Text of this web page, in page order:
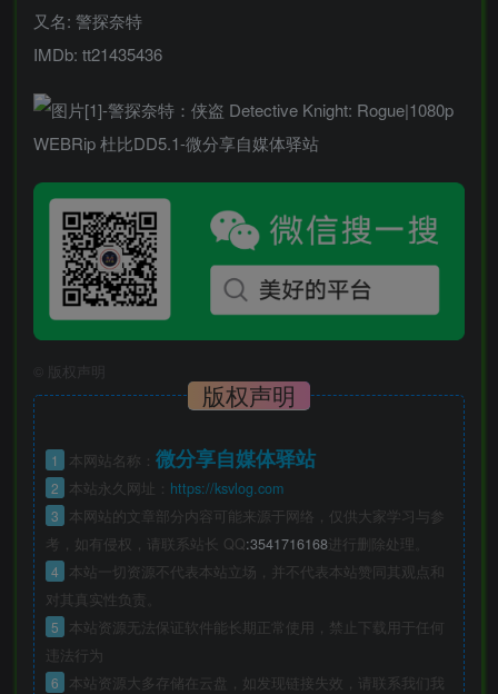
又名: 警探奈特
IMDb: tt21435436
版权声明
版权声明
1 本网站名称： 微分享自媒体驿站
2 本站永久网址： https://ksvlog.com
3
本网站的文章部分内容可能来源于网络，仅供大家学习与参
考，如有侵权，请联系站长 QQ:3541716168进行删除处理。
4
本站一切资源不代表本站立场，并不代表本站赞同其观点和
对其真实性负责。
5
本站资源无法保证软件能长期正常使用，禁止下载用于任何
违法行为
6
本站资源大多存储在云盘，如发现链接失效，请联系我们我